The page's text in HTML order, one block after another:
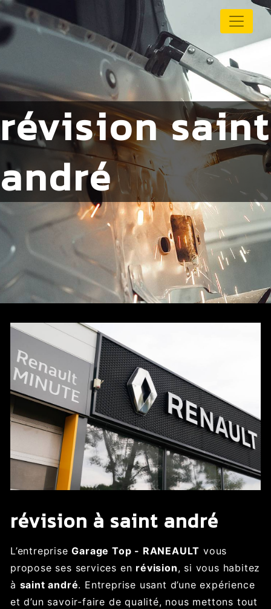
Panneau de gestion des cookies
révision saint
andré
révision à saint andré
L’entrepriseGarage Top - RANEAULT vous
propose ses services en révision, si vous habitez
à saint andré. Entreprise usant d’une expérience
et d’un savoir-faire de qualité, nous mettons tout